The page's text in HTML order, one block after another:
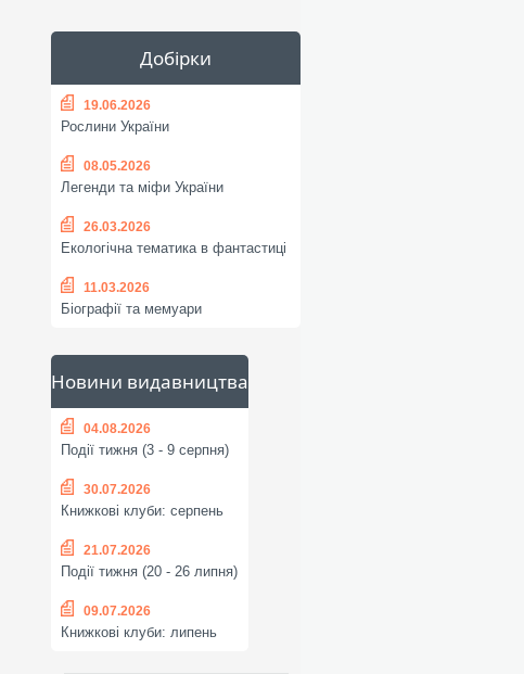
Добірки
19.06.2026
Рослини України
08.05.2026
Легенди та міфи України
26.03.2026
Екологічна тематика в фантастиці
11.03.2026
Біографії та мемуари
Новини видавництва
04.08.2026
Події тижня (3 - 9 серпня)
30.07.2026
Книжкові клуби: серпень
21.07.2026
Події тижня (20 - 26 липня)
09.07.2026
Книжкові клуби: липень